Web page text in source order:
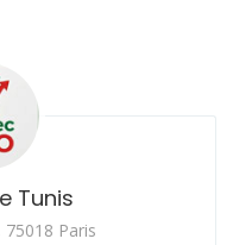
Tunis
Paris